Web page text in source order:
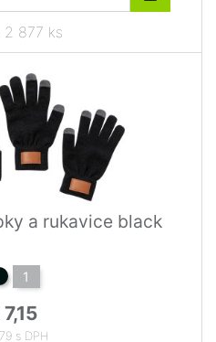
2 877 ks
a rukavice black
1
s DPH